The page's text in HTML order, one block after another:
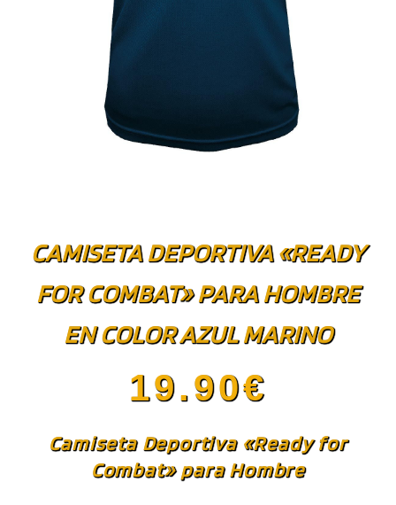
CAMISETA DEPORTIVA «READY
FOR COMBAT» PARA HOMBRE
EN COLOR AZUL MARINO
19.90€
Camiseta Deportiva «Ready for
Combat» para Hombre